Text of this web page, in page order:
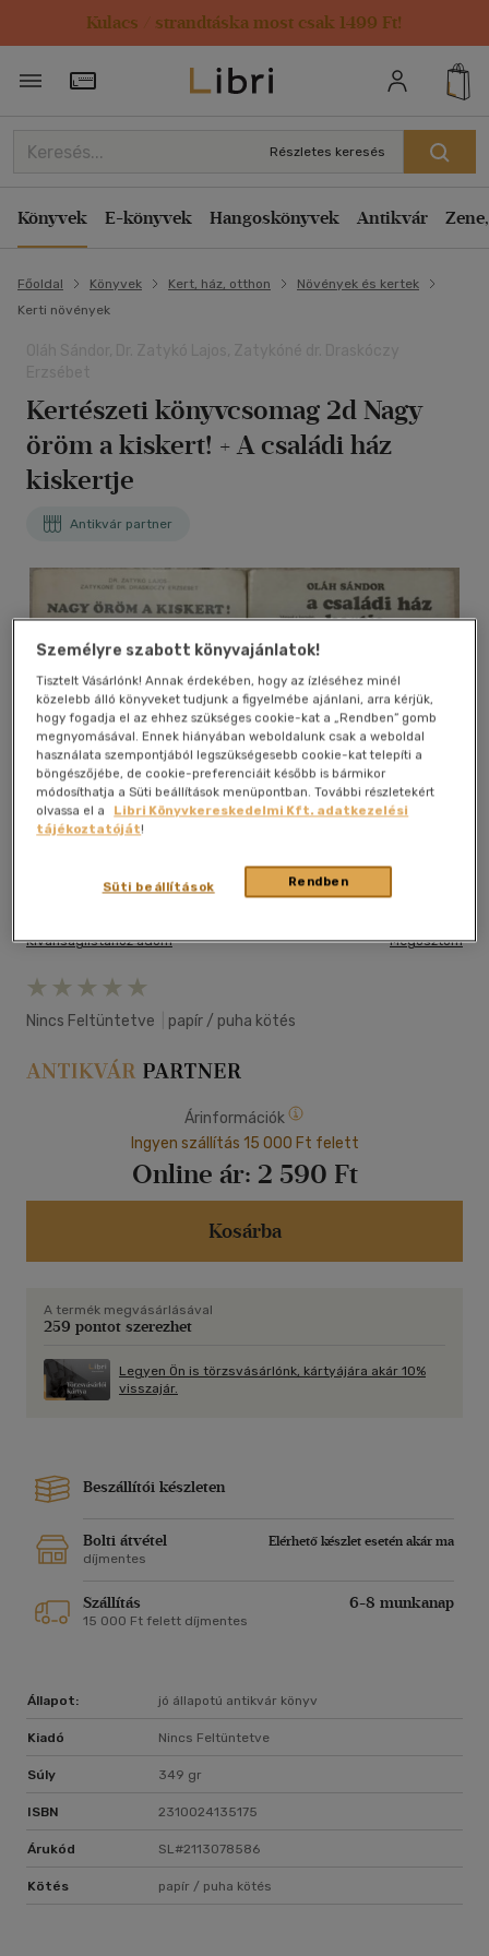
Kulacs / strandtáska most csak 1499 Ft!
Törzsvásárlói Kártya adatai
Részletes keresés
Könyvek E-könyvek Hangoskönyvek Antikvár
Főoldal Könyvek Kert, ház, otthon
Növények és kertek
Kerti növények
Kertészeti könyvcsomag 2d Nagy
öröm a kiskert! + A családi ház
kiskertje
Antikvár partner
Kívánságlistához adom Megosztom
Nincs Feltüntetve papír / puha kötés
Árinformációk
Ingyen szállítás 15 000 Ft felett
Online ár: 2 590 Ft
Kosárba
A termék megvásárlásával
259 pontot szerezhet
Legyen Ön is törzsvásárlónk, kártyájára akár 10%
visszajár.
Beszállítói készleten
Bolti átvétel
Elérhető készlet esetén akár ma
díjmentes
Szállítás 6-8 munkanap
15 000 Ft felett díjmentes
Állapot: jó állapotú antikvár könyv
Kiadó Nincs Feltüntetve
Súly 349 gr
ISBN 2310024135175
Árukód SL#2113078586
Kötés papír / puha kötés
Személyre szabott könyvajánlatok!
Tisztelt Vásárlónk! Annak érdekében, hogy az ízléséhez minél
közelebb álló könyveket tudjunk a figyelmébe ajánlani, arra kérjük,
hogy fogadja el az ehhez szükséges cookie-kat a „Rendben” gomb
megnyomásával. Ennek hiányában weboldalunk csak a weboldal
használata szempontjából legszükségesebb cookie-kat telepíti a
böngészőjébe, de cookie-preferenciáit később is bármikor
módosíthatja a Süti beállítások menüpontban. További részletekért
olvassa el a
Libri Könyvkereskedelmi Kft. adatkezelési
tájékoztatóját!
Rendben
Süti beállítások